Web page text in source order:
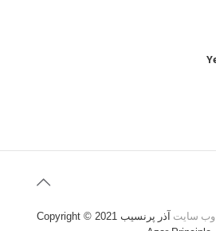
وب سایت آذر پرنسیب Copyright © 2021